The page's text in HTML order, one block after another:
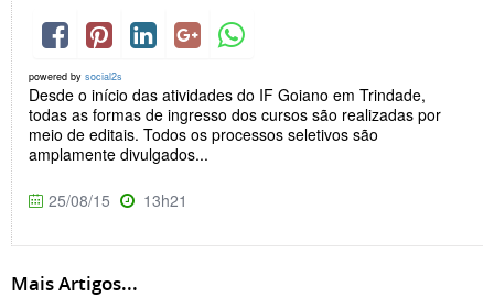
powered by social2s
Desde o início das atividades do IF Goiano em Trindade,
todas as formas de ingresso dos cursos são realizadas por
meio de editais. Todos os processos seletivos são
amplamente divulgados...
25/08/15 13h21
Mais Artigos...